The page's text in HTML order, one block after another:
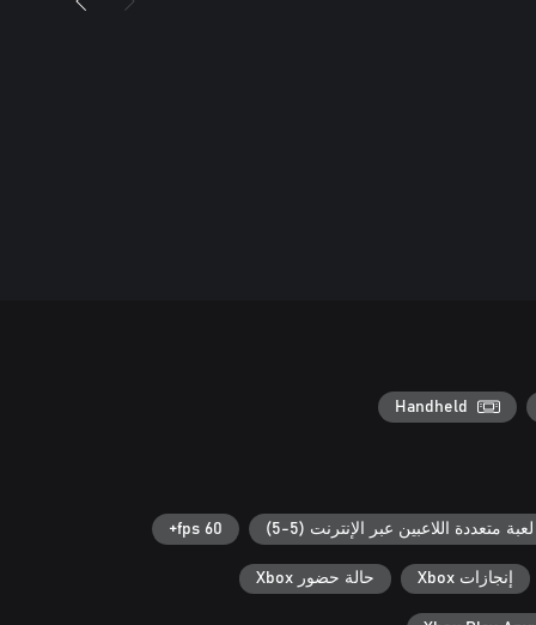
Handheld
لعبة متعددة اللاعبين عبر الإنترنت (5-5) 60 fps+
إنجازات Xbox حالة حضور Xbox